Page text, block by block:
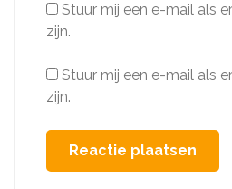
Stuur mij een e-mail als
zijn.
Stuur mij een e-mail als
zijn.